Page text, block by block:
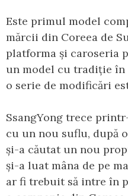
Este primul model
mărcii din Coreea de
platforma și caroseria
un model cu tradiție
o serie de modificări
SsangYong trece
cu un nou suflu, după
și-a căutat un nou
și-a luat mâna de pe
ar fi trebuit să intre în